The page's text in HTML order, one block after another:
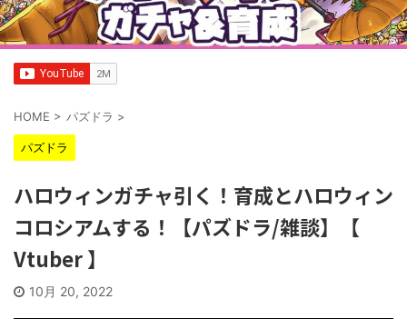
HOME > パズドラ >
パズドラ
ハロウィンガチャ引く！育成とハロウィン
コロシアムする！【パズドラ/雑談】【
Vtuber 】
10月 20, 2022